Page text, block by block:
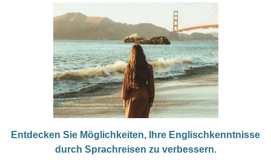
Entdecken Sie Möglichkeiten, Ihre Englischkenntnisse
durch Sprachreisen zu verbessern.